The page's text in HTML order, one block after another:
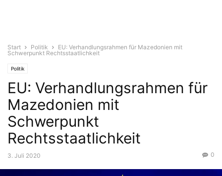
Start Politik
EU: Verhandlungsrahmen für Mazedonien mit
Schwerpunkt Rechtsstaatlichkeit
Politik
EU: Verhandlungsrahmen für
Mazedonien mit
Schwerpunkt
Rechtsstaatlichkeit
3. Juli 2020 0